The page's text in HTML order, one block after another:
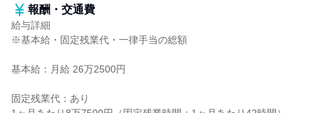
報酬・交通費
給与詳細
※基本給・固定残業代・一律手当の総額
基本給：月給 26万2500円
固定残業代：あり